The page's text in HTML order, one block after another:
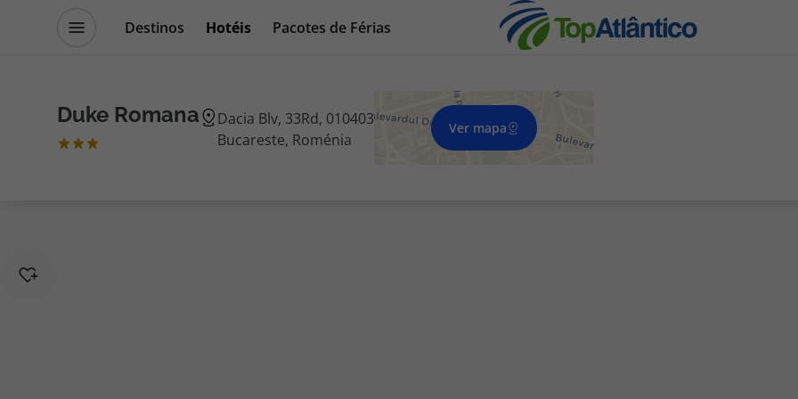
Destinos Hotéis
Pacotes de Férias
Escapadinhas
Duke Romana
Dacia Blv, 33Rd, 010403
Bucareste, Roménia
Ver mapa